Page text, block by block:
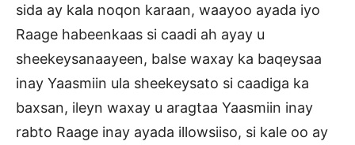
sida ay kala noqon karaan, waayoo ayada iyo
Raage habeenkaas si caadi ah ayay u
sheekeysanaayeen, balse waxay ka baqeysaa
inay Yaasmiin ula sheekeysato si caadiga ka
baxsan, ileyn waxay u aragtaa Yaasmiin inay
rabto Raage inay ayada illowsiiso, si kale oo ay